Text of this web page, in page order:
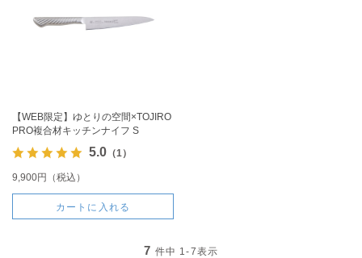
【WEB限定】ゆとりの空間×TOJIRO
PRO複合材キッチンナイフ S
5.0（1）
9,900円（税込）
カートに入れる
7 件中 1-7表示